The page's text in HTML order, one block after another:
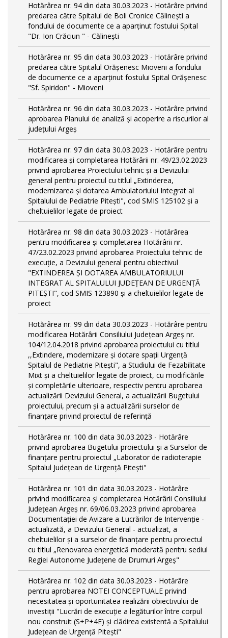
Hotărârea nr. 94 din data 30.03.2023 - Hotărâre privind
predarea către Spitalul de Boli Cronice Călinești a
fondului de documente ce a aparținut fostului Spital
"Dr. Ion Crăciun " - Călinești
Hotărârea nr. 95 din data 30.03.2023 - Hotărâre privind
predarea către Spitalul Orășenesc Mioveni a fondului
de documente ce a aparținut fostului Spital Orășenesc
"Sf. Spiridon" - Mioveni
Hotărârea nr. 96 din data 30.03.2023 - Hotărâre privind
aprobarea Planului de analiză și acoperire a riscurilor al
județului Argeș
Hotărârea nr. 97 din data 30.03.2023 - Hotărâre pentru
modificarea și completarea Hotărârii nr. 49/23.02.2023
privind aprobarea Proiectului tehnic și a Devizului
general pentru proiectul cu titlul „Extinderea,
modernizarea și dotarea Ambulatoriului Integrat al
Spitalului de Pediatrie Pitești", cod SMIS 125102 și a
cheltuielilor legate de proiect
Hotărârea nr. 98 din data 30.03.2023 - Hotărârea
pentru modificarea și completarea Hotărârii nr.
47/23.02.2023 privind aprobarea Proiectului tehnic de
execuție, a Devizului general pentru obiectivul
"EXTINDEREA ȘI DOTAREA AMBULATORIULUI
INTEGRAT AL SPITALULUI JUDEȚEAN DE URGENȚĂ
PITEȘTI", cod SMIS 123890 și a cheltuielilor legate de
proiect
Hotărârea nr. 99 din data 30.03.2023 - Hotărâre pentru
modificarea Hotărârii Consiliului Județean Argeș nr.
104/12.04.2018 privind aprobarea proiectului cu titlul
,,Extindere, modernizare și dotare spații Urgență
Spitalul de Pediatrie Pitești", a Studiului de Fezabilitate
Mixt și a cheltuielilor legate de proiect, cu modificările
și completările ulterioare, respectiv pentru aprobarea
actualizării Devizului General, a actualizării Bugetului
proiectului, precum și a actualizării surselor de
finanțare privind proiectul de referință
Hotărârea nr. 100 din data 30.03.2023 - Hotărâre
privind aprobarea Bugetului proiectului și a Surselor de
finanțare pentru proiectul „Laborator de radioterapie
Spitalul Județean de Urgență Pitești"
Hotărârea nr. 101 din data 30.03.2023 - Hotărâre
privind modificarea și completarea Hotărârii Consiliului
Județean Argeș nr. 69/06.03.2023 privind aprobarea
Documentației de Avizare a Lucrărilor de Intervenție -
actualizată, a Devizului General - actualizat, a
cheltuielilor și a surselor de finanțare pentru proiectul
cu titlul „Renovarea energetică moderată pentru sediul
Regiei Autonome Județene de Drumuri Argeș"
Hotărârea nr. 102 din data 30.03.2023 - Hotărâre
pentru aprobarea NOTEI CONCEPTUALE privind
necesitatea și oportunitatea realizării obiectivului de
investiții "Lucrări de execuție a legăturilor între corpul
nou construit (S+P+4E) și clădirea existentă a Spitalului
Județean de Urgență Pitești"